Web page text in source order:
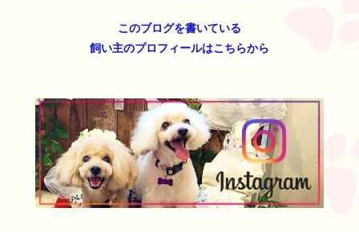
このブログを書いている
飼い主のプロフィールはこちらから